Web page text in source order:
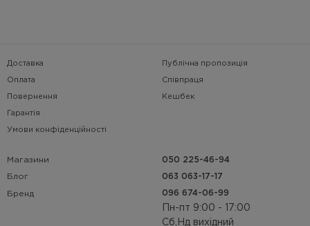
Доставка
Оплата
Повернення
Гарантія
Умови конфіденційності
Публічна пропозиція
Співпраця
Кешбек
Магазини
Блог
Бренд
050 225-46-94
063 063-17-17
096 674-06-99
Пн-пт 9:00 - 17:00
Сб,Нд вихідний